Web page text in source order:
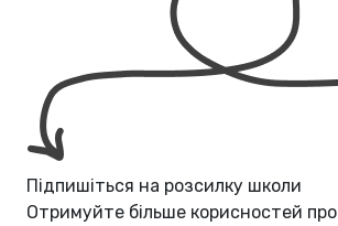
Підпишіться на розсилку школи
Отримуйте більше корисностей про